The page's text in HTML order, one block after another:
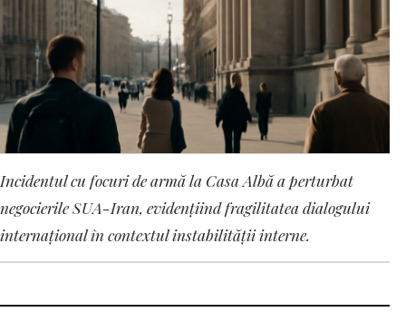
AMENAJĂRI INTERIOARE
Focuri de armă la dineul de la
Casa Albă afectează
negocierile SUA-Iran
Incidentul cu focuri de armă la Casa Albă a perturbat
negocierile SUA-Iran, evidențiind fragilitatea dialogului
internațional în contextul instabilității interne.